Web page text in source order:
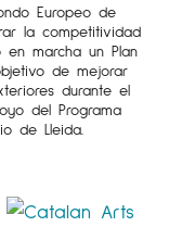
Europeo de
la competitividad
marcha un Plan
de mejorar
durante el
del Programa
de Lleida.